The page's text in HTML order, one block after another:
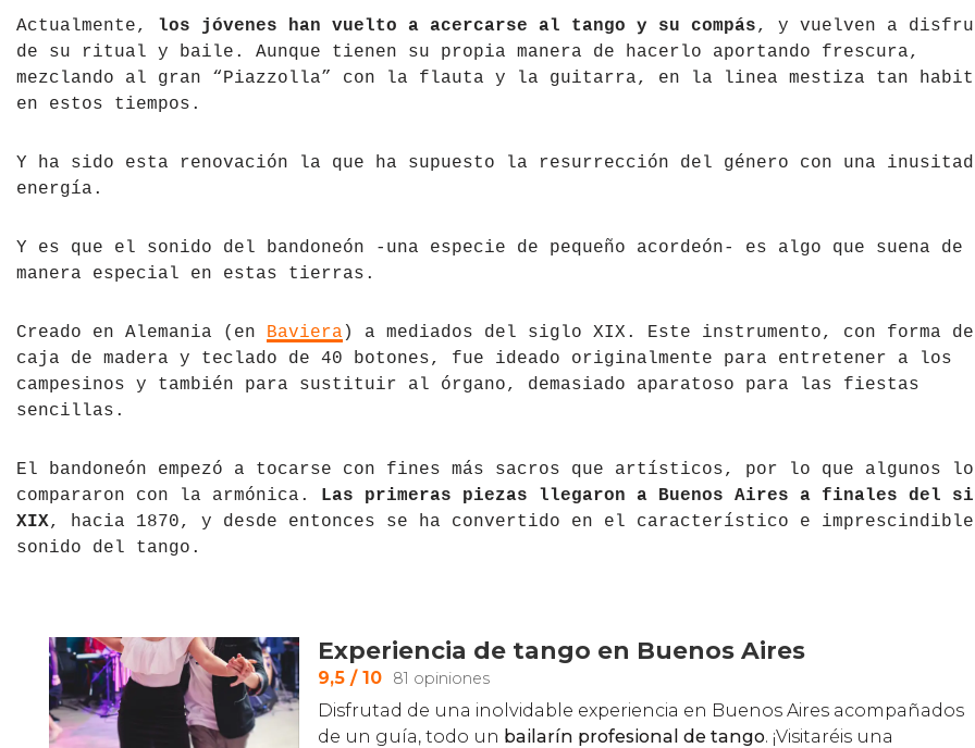
Actualmente, los jóvenes han vuelto a acercarse al tango y su compás, y vuelven a
de su ritual y baile. Aunque tienen su propia manera de hacerlo aportando frescura,
mezclando al gran “Piazzolla” con la flauta y la guitarra, en la linea mestiza tan
en estos tiempos.
Y ha sido esta renovación la que ha supuesto la resurrección del género con una
energía.
Y es que el sonido del bandoneón -una especie de pequeño acordeón- es algo que suena de
manera especial en estas tierras.
Creado en Alemania (en Baviera ) a mediados del siglo XIX. Este instrumento, con forma de
caja de madera y teclado de 40 botones, fue ideado originalmente para entretener a los
campesinos y también para sustituir al órgano, demasiado aparatoso para las fiestas
sencillas.
El bandoneón empezó a tocarse con fines más sacros que artísticos, por lo que algunos lo
compararon con la armónica. Las primeras piezas llegaron a Buenos Aires a finales del
XIX, hacia 1870, y desde entonces se ha convertido en el característico e imprescindible
sonido del tango.